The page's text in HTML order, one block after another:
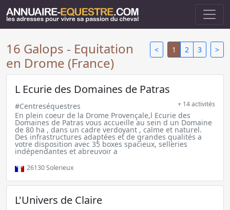
< 1 2 3 >
16 Galops - Equitation
en Drome (France)
L Ecurie des Domaines de Patras
#Centreséquestres + 14 activités
En plein coeur de la Drome Provençale,l Ecurie des
Domaines de Patras vous accueille au sein d un Domaine
de 80 ha , dans un cadre verdoyant , calme et naturel.
Des infrastructures adaptées et de grandes qualités a
votre disposition avec 35 boxes spacieux, selleries
indépendantes et abreuvoir a
26130Solerieux
L'Univers de Claire